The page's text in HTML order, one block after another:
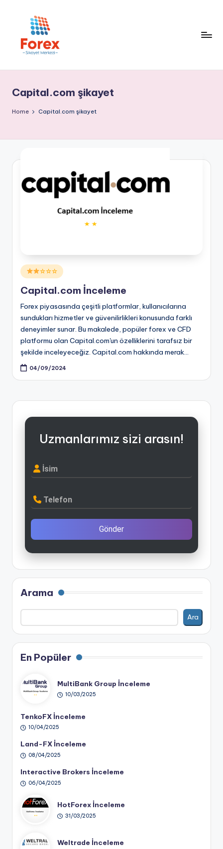
Capital.com şikayet
Home Capital.com şikayet
Posted
in
☆☆☆
Capital.com İnceleme
Forex piyasasında çeşitli platformlar, kullanıcılarına
sundukları hizmetler ve güvenilirlikleri konusunda farklı
deneyimler sunar. Bu makalede, popüler forex ve CFD
platformu olan Capital.com'un özelliklerini tarafsız bir
şekilde inceleyeceğiz. Capital.com hakkında merak…
04/09/2024
Uzmanlarımız sizi arasın!
İsim
Telefon
Gönder
Arama
Ara
En Popüler
MultiBank Group İnceleme
10/03/2025
TenkoFX İnceleme
10/04/2025
Land-FX İnceleme
08/04/2025
Interactive Brokers İnceleme
06/04/2025
HotForex İnceleme
31/03/2025
Weltrade İnceleme